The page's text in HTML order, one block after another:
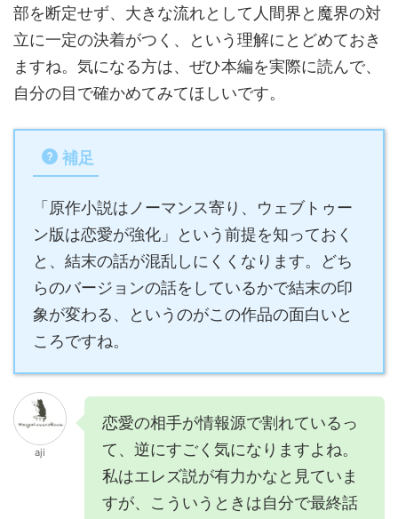
部を断定せず、大きな流れとして人間界と魔界の対
立に一定の決着がつく、という理解にとどめておき
ますね。気になる方は、ぜひ本編を実際に読んで、
自分の目で確かめてみてほしいです。
補足
「原作小説はノーマンス寄り、ウェブトゥー
ン版は恋愛が強化」という前提を知っておく
と、結末の話が混乱しにくくなります。どち
らのバージョンの話をしているかで結末の印
象が変わる、というのがこの作品の面白いと
ころですね。
aji
恋愛の相手が情報源で割れているっ
て、逆にすごく気になりますよね。
私はエレズ説が有力かなと見ていま
すが、こういうときは自分で最終話